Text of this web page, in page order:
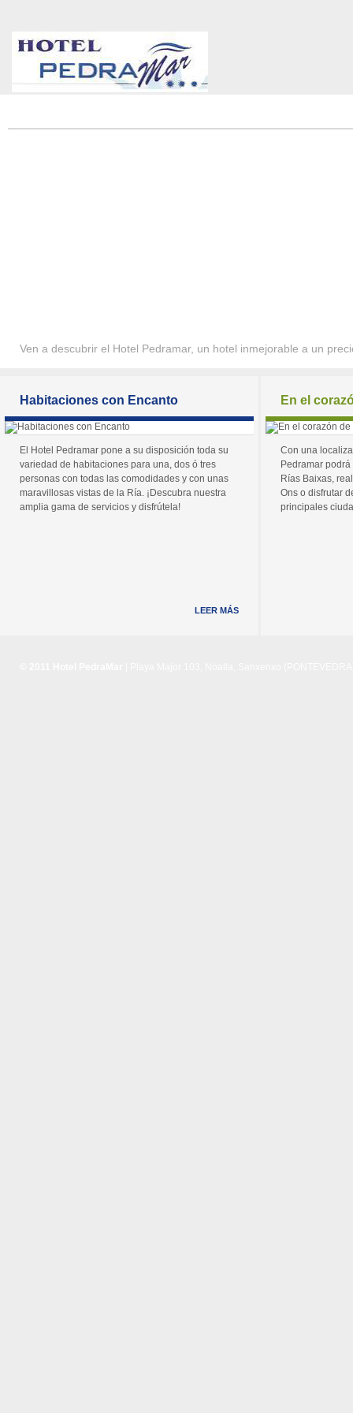
Ven a descubrir el Hotel Pedramar, un hotel inmejorable a un
Habitaciones con Encanto
El Hotel Pedramar pone a su disposición toda su
variedad de habitaciones para una, dos ó tres
personas con todas las comodidades y con unas
maravillosas vistas de la Ría. ¡Descubra nuestra
amplia gama de servicios y disfrútela!
LEER MÁS
En el
Con una
Pedramar
Rías Baixas,
Ons o disfrutar
principales